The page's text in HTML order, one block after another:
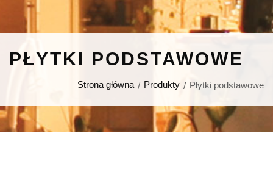
PŁYTKI PODSTAWOWE
Strona główna Produkty Płytki podstawowe